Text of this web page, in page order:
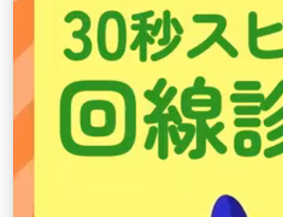
一戸建て
1,500円
(税込1,650円)
次に、他社プロバイダとの料金を比較してみようと思います。
＜他社との料金比較（NTT東日本エリア）＞
プロバイダ名
一戸建て
1,100円